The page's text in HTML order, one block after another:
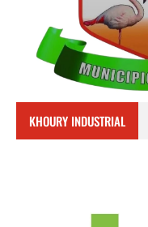
KHOURY INDUSTRIAL